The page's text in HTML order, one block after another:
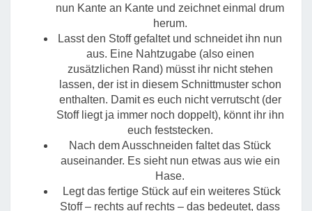
nun Kante an Kante und zeichnet einmal drum
herum.
Lasst den Stoff gefaltet und schneidet ihn nun
aus. Eine Nahtzugabe (also einen
zusätzlichen Rand) müsst ihr nicht stehen
lassen, der ist in diesem Schnittmuster schon
enthalten. Damit es euch nicht verrutscht (der
Stoff liegt ja immer noch doppelt), könnt ihr ihn
euch feststecken.
Nach dem Ausschneiden faltet das Stück
auseinander. Es sieht nun etwas aus wie ein
Hase.
Legt das fertige Stück auf ein weiteres Stück
Stoff – rechts auf rechts – das bedeutet, dass